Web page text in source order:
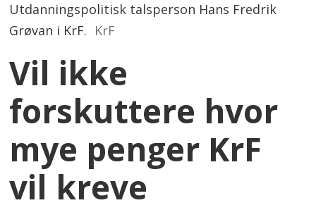
Utdanningspolitisk talsperson Hans Fredrik
Grøvan i KrF. KrF
Vil ikke
forskuttere hvor
mye penger KrF
vil kreve